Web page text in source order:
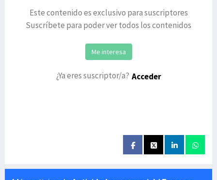
Este contenido es exclusivo para suscriptores
Suscríbete para poder ver todos los contenidos
Me interesa
¿Ya eres suscriptor/a? Acceder